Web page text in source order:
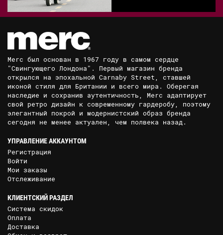
Merc был основан в 1967 году в самом сердце
"Свингующего Лондона". Первый магазин бренда
открылся на эпохальной Carnaby Street, ставшей
иконой стиля для Британии и всего мира. Оберегая
наследие и сохранив аутентичность, Merc адаптирует
свой ретро дизайн к современному гардеробу, поэтому
элегантный покрой и модернистский образ бренда
сегодня не менее актуален, чем полвека назад.
УПРАВЛЕНИЕ АККАУНТОМ
Регистрация
Войти
Мои заказы
Отслеживание
КЛИЕНТСКИЙ РАЗДЕЛ
Система скидок
Оплата
Доставка